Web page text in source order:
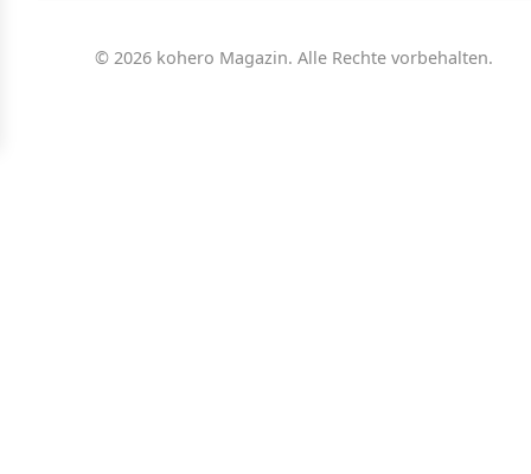
© 2026 kohero Magazin. Alle Rechte vorbehalten.